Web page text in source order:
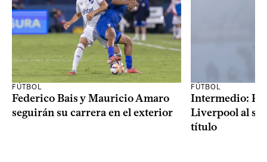
FÚTBOL
Federico Bais y Mauricio Amaro
seguirán su carrera en el exterior
FÚTBOL
Intermedio:
Liverpool al
título